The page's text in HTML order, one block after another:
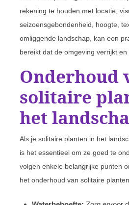
rekening te houden met locatie,
seizoensgebondenheid, hoogte,
omliggende landschap, kan een
bereikt dat de omgeving verrijkt en
Onderhoud
solitaire
het
Als je solitaire planten in het
is het essentieel om ze goed te
volgen enkele belangrijke punten
het onderhoud van solitaire